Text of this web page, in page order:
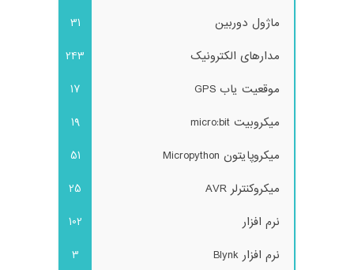
ماژول دوربین
31
مدارهای الکترونیک
243
موقعیت یاب GPS
17
میکروبیت micro:bit
19
میکروپایتون Micropython
51
میکروکنترلر AVR
25
نرم افزار
102
نرم افزار Blynk
3